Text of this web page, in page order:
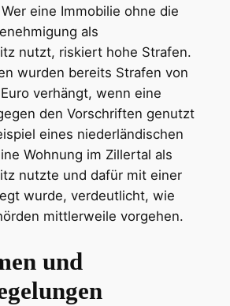
eine Immobilie ohne die
als
nutzt, riskiert hohe Strafen.
wurden bereits Strafen von
verhängt, wenn eine
den Vorschriften genutzt
eines niederländischen
Wohnung im Zillertal als
nutzte und dafür mit einer
wurde, verdeutlicht, wie
mittlerweile vorgehen.
und